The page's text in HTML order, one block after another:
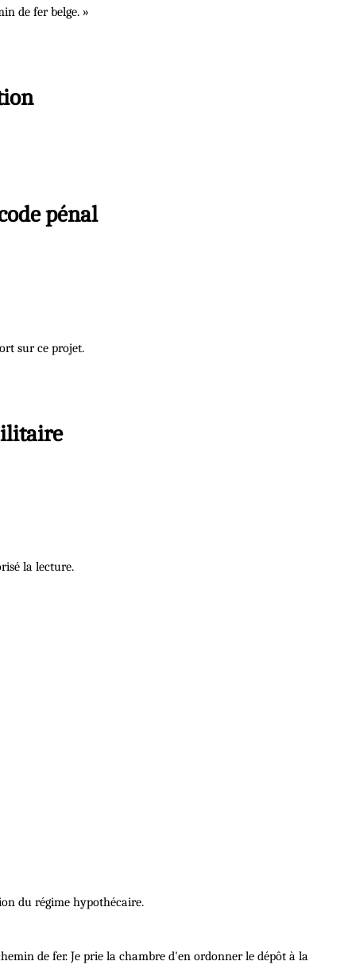
de fer belge. »
pénal
sur ce projet.
la lecture.
du régime hypothécaire.
de fer. Je prie la chambre d'en ordonner le dépôt à la